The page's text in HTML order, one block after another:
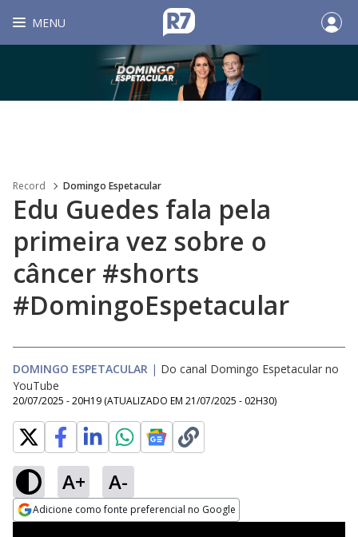
MENU
Record Domingo Espetacular
Edu Guedes fala pela
primeira vez sobre o
câncer #shorts
#DomingoEspetacular
DOMINGO ESPETACULAR | Do canal Domingo Espetacular no
YouTube
20/07/2025 - 20H19 (ATUALIZADO EM 21/07/2025 - 02H30)
A+ A-
Adicione como fonte preferencial no Google